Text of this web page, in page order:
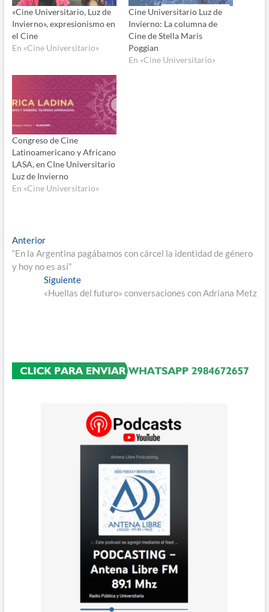
«Cine Universitario, Luz de
Invierno», expresionismo en
el Cine
En «Cine Universitario»
Cine Universitario Luz de
Invierno: La columna de
Cine de Stella Maris
Poggian
En «Cine Universitario»
Congreso de Cine
Latinoamericano y Africano
LASA, en CIne Universitario
Luz de Invierno
En «Cine Universitario»
Navegación
de
entradas
AnteriorEntrada
anterior:
“En la Argentina pagábamos con cárcel la identidad de género
y hoy no es así”
SiguienteEntrada
siguiente:
«Huellas del futuro» conversaciones con Adriana Metz